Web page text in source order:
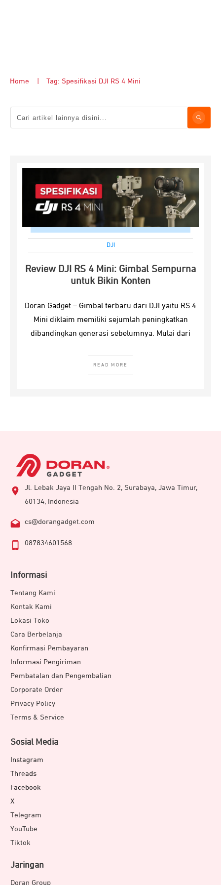
Home Tag: Spesifikasi DJI RS 4 Mini
DJI
Review DJI RS 4 Mini: Gimbal Sempurna
untuk Bikin Konten
Doran Gadget – Gimbal terbaru dari DJI yaitu RS 4
Mini diklaim memiliki sejumlah peningkatkan
dibandingkan generasi sebelumnya. Mulai dari
READ MORE
Jl. Lebak Jaya II Tengah No. 2, Surabaya, Jawa Timur,
60134, Indonesia
cs@dorangadget.com
087834601568
Informasi
Tentang Kami
Kontak Kami
Lokasi Toko
Cara Berbelanja
Konfirmasi Pembayaran
Informasi Pengiriman
Pembatalan dan Pengembalian
Corporate Order
Privacy Policy
Terms & Service
Sosial Media
Instagram
Threads
Facebook
X
Telegram
YouTube
Tiktok
Jaringan
Doran Group